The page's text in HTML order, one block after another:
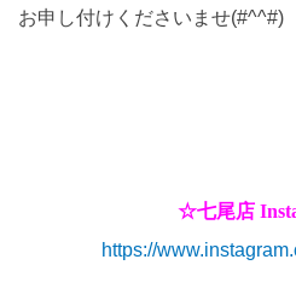
お申し付けくださいませ(#^^#)
☆七尾店
https://